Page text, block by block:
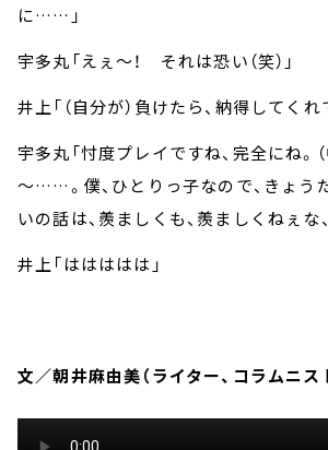
に……」
宇多丸「えぇ～！ それは恐い（笑）」
井上「（自分が）負けたら、納得してくれ
宇多丸「忖度プレイですね、完全にね。
～……。僕、ひとりっ子なので、きょう
いの話は、羨ましくも、羨ましくねぇな、
井上「ははははは」
文／朝井麻由美（ライター、コラムニス